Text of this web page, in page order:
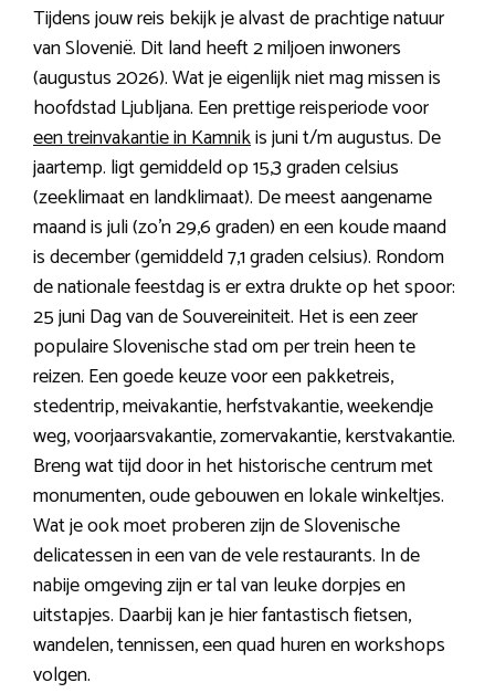
Tijdens jouw reis bekijk je alvast de prachtige natuur
van Slovenië. Dit land heeft 2 miljoen inwoners
(augustus 2026). Wat je eigenlijk niet mag missen is
hoofdstad Ljubljana. Een prettige reisperiode voor
een treinvakantie in Kamnikis juni t/m augustus. De
jaartemp. ligt gemiddeld op 15,3 graden celsius
(zeeklimaat en landklimaat). De meest aangename
maand is juli (zo’n 29,6 graden) en een koude maand
is december (gemiddeld 7,1 graden celsius). Rondom
de nationale feestdag is er extra drukte op het spoor:
25 juni Dag van de Souvereiniteit. Het is een zeer
populaire Slovenische stad om per trein heen te
reizen. Een goede keuze voor een pakketreis,
stedentrip, meivakantie, herfstvakantie, weekendje
weg, voorjaarsvakantie, zomervakantie, kerstvakantie.
Breng wat tijd door in het historische centrum met
monumenten, oude gebouwen en lokale winkeltjes.
Wat je ook moet proberen zijn de Slovenische
delicatessen in een van de vele restaurants. In de
nabije omgeving zijn er tal van leuke dorpjes en
uitstapjes. Daarbij kan je hier fantastisch fietsen,
wandelen, tennissen, een quad huren en workshops
volgen.